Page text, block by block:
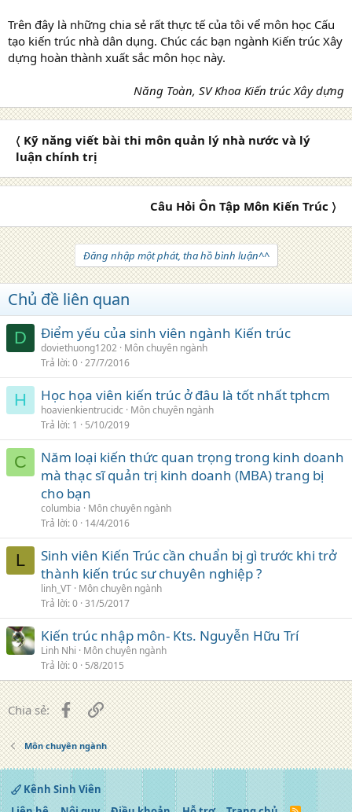
Trên đây là những chia sẻ rất thực tế của tôi vể môn học Cấu
tạo kiến trúc nhà dân dụng. Chúc các bạn ngành Kiến trúc Xây
dựng hoàn thành xuất sắc môn học này.
Năng Toàn, SV Khoa Kiến trúc Xây dựng
〈 Kỹ năng viết bài thi môn quản lý nhà nước và lý
luận chính trị
Câu Hỏi Ôn Tập Môn Kiến Trúc 〉
Đăng nhập một phát, tha hồ bình luận^^
Chủ đề liên quan
D Điểm yếu của sinh viên ngành Kiến trúc
doviethuong1202 Môn chuyên ngành
Trả lời 0 27/7/2016
H Học họa viên kiến trúc ở đâu là tốt nhất tphcm
hoavienkientrucidc
Môn chuyên ngành
Trả lời 1 5/10/2019
C
Năm loại kiến thức quan trọng trong kinh doanh
mà thạc sĩ quản trị kinh doanh (MBA) trang bị
cho bạn
columbia
Môn chuyên ngành
Trả lời 0 14/4/2016
L
Sinh viên Kiến Trúc cần chuẩn bị gì trước khi trở
thành kiến trúc sư chuyên nghiệp ?
linh_VT Môn chuyên ngành
Trả lời 0 31/5/2017
Kiến trúc nhập môn- Kts. Nguyễn Hữu Trí
Linh Nhi
Môn chuyên ngành
Trả lời 0 5/8/2015
Chia sẻ: FacebookLiên kết
Môn chuyên ngành
Kênh Sinh Viên